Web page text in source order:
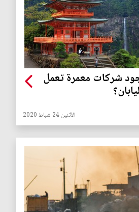
شركات معمرة تعمل
الأثنين 24 شباط 2020